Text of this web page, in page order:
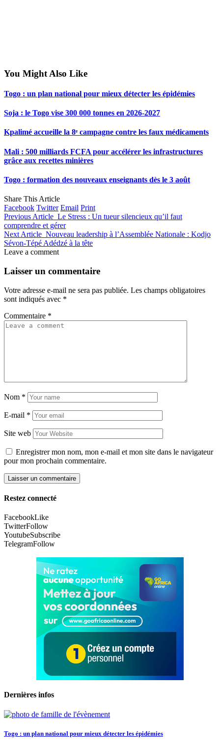
You Might Also Like
Togo : un plan national pour mieux détecter les épidémies
Soja : le Togo vise 300 000 tonnes en 2026-2027
Kpalimé accueille la 8ᵉ campagne contre les faux médicaments
Mali : 500 milliards FCFA pour accélérer les infrastructures
grâce aux recettes minières
Togo : formation des nouveaux enseignants dès le 3 août
Share This Article
Facebook Twitter Email Print
Previous Article Le Stress : Un tueur silencieux qu’il faut
comprendre et gérer
Next Article Nouveau leadership à l’Assemblée Nationale : Kodjo
Sévon-Tépé Adédzé à la tête
Leave a comment
Laisser un commentaire
Votre adresse e-mail ne sera pas publiée. Les champs obligatoires
sont indiqués avec *
Commentaire *
Nom *
E-mail *
Site web
Enregistrer mon nom, mon e-mail et mon site dans le navigateur
pour mon prochain commentaire.
Restez connecté
FacebookLike
TwitterFollow
YoutubeSubscribe
TelegramFollow
Dernières infos
Togo : un plan national pour mieux détecter les épidémies